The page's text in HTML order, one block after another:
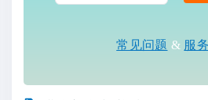
常见问题 & 服